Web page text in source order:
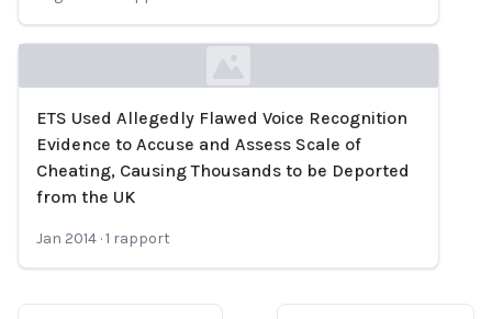
Loading...
ETS Used Allegedly Flawed Voice Recognition
Evidence to Accuse and Assess Scale of
Cheating, Causing Thousands to be Deported
from the UK
Jan 2014 ·1 rapport